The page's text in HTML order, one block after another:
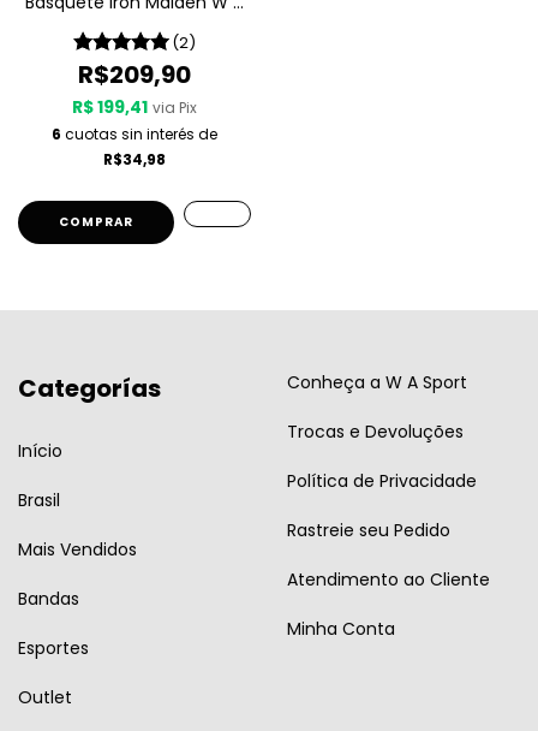
Seventh Son
(2)
R$209,90
R$ 199,41 via Pix
6 cuotas sin interés de
R$34,98
COMPRAR
Categorías
Início
Brasil
Mais Vendidos
Bandas
Esportes
Outlet
Conheça a W A Sport
Trocas e Devoluções
Política de Privacidade
Rastreie seu Pedido
Atendimento ao Cliente
Minha Conta